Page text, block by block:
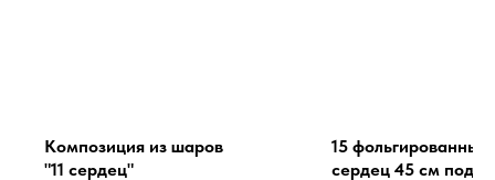
Композиция из шаров
"11 сердец"
15 фольгированных
сердец 45 см под